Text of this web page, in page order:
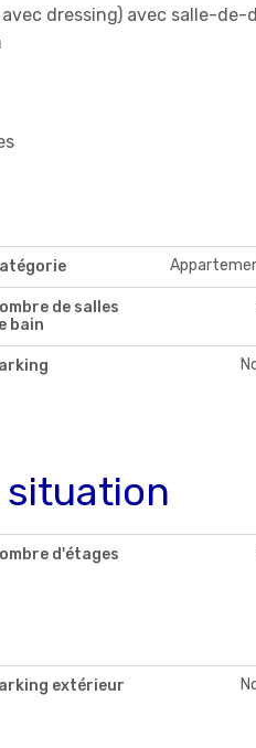
dressing) avec salle-
de salles
bain
situation
d'étages
extérieur